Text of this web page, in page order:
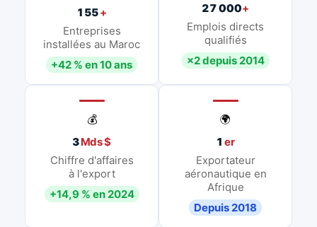
155+
Entreprises
installées au Maroc
+42 % en 10 ans
27 000+
Emplois directs
qualifiés
×2 depuis 2014
💰
3Mds $
Chiffre d'affaires
à l'export
+14,9 % en 2024
🌍
1 er
Exportateur
aéronautique en
Afrique
Depuis 2018